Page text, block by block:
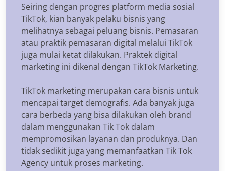
Seiring dengan progres platform media sosial
TikTok, kian banyak pelaku bisnis yang
melihatnya sebagai peluang bisnis. Pemasaran
atau praktik pemasaran digital melalui TikTok
juga mulai ketat dilakukan. Praktek digital
marketing ini dikenal dengan TikTok Marketing.
TikTok marketing merupakan cara bisnis untuk
mencapai target demografis. Ada banyak juga
cara berbeda yang bisa dilakukan oleh brand
dalam menggunakan Tik Tok dalam
mempromosikan layanan dan produknya. Dan
tidak sedikit juga yang memanfaatkan Tik Tok
Agency untuk proses marketing.